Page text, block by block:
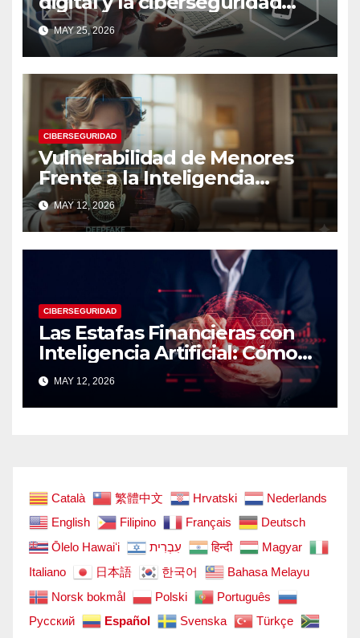
moderna
MAY 25, 2026
CIBERSEGURIDAD
Vulnerabilidad de Menores
Frente a la Inteligencia
Artificial: Riesgos Digitales,
Manipulación y Protección
Tecnológica
MAY 12, 2026
CIBERSEGURIDAD
Las Estafas Financieras con
Inteligencia Artificial: Cómo
Operan, Cómo Detectarlas y
Cómo Protegerse
MAY 12, 2026
Català 繁體中文 Hrvatski
Nederlands
English
Filipino Français
Deutsch
Ōlelo Hawaiʻi
עִבְרִית हिन्दी
Magyar
Italiano
日本語 한국어
Bahasa Melayu
Norsk bokmål
Polski
Português
Русский
Español Svenska
Türkçe